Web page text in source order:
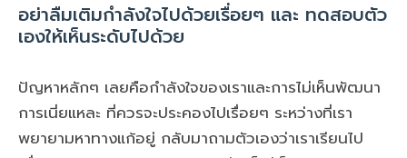
อย่าลืมเติมกำลังใจไปด้วยเรื่อยๆ และ ทดสอบตัว
เองให้เห็นระดับไปด้วย
ปัญหาหลักๆ เลยคือกำลังใจของเราและการไม่เห็นพัฒนา
การเนี่ยแหละ ที่ควรจะประคองไปเรื่อยๆ ระหว่างที่เรา
พยายามหาทางแก้อยู่ กลับมาถามตัวเองว่าเราเรียนไป